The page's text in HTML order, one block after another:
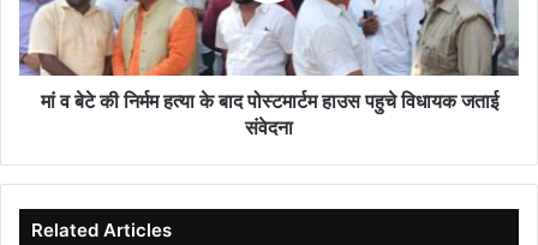
के
बाद
पोस्टमार्टम
हाउसमां व बेटे की निर्मम हत्या के बाद पोस्टमार्टम हाउस पहुचे विधायक जताई
संवेदना
Related Articles